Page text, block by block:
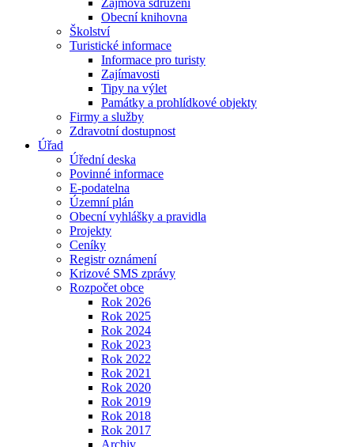
Zájmová sdružení
Obecní knihovna
Školství
Turistické informace
Informace pro turisty
Zajímavosti
Tipy na výlet
Památky a prohlídkové objekty
Firmy a služby
Zdravotní dostupnost
Úřad
Úřední deska
Povinné informace
E-podatelna
Územní plán
Obecní vyhlášky a pravidla
Projekty
Ceníky
Registr oznámení
Krizové SMS zprávy
Rozpočet obce
Rok 2026
Rok 2025
Rok 2024
Rok 2023
Rok 2022
Rok 2021
Rok 2020
Rok 2019
Rok 2018
Rok 2017
Archiv